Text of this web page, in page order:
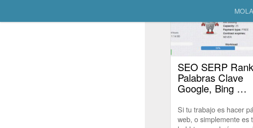
SEO SERP
Palabras Clave
Google, Bing …
Si tu trabajo es hacer
web, o simplemente es